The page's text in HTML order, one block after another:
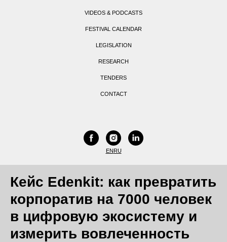
VIDEOS & PODCASTS
FESTIVAL CALENDAR
LEGISLATION
RESEARCH
TENDERS
CONTACT
ENRU
Кейс Edenkit: как превратить
корпоратив на 7000 человек
в цифровую экосистему и
измерить вовлеченность